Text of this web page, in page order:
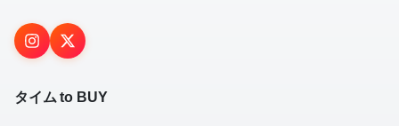
タイム to BUY